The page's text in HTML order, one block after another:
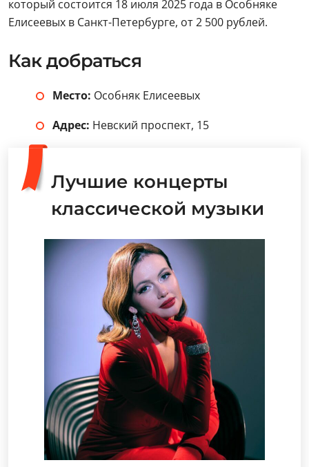
который состоится 18 июля 2025 года в Особняке
Елисеевых в Санкт-Петербурге, от 2 500 рублей.
Как добраться
Место: Особняк Елисеевых
Адрес: Невский проспект, 15
Лучшие концерты
классической музыки